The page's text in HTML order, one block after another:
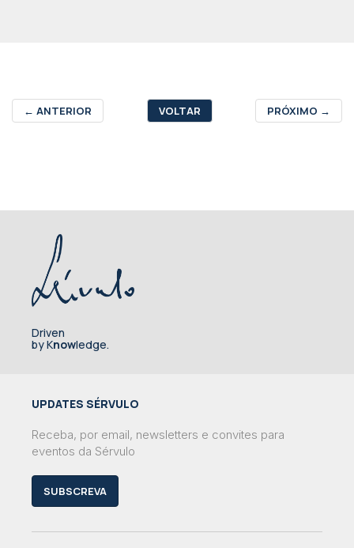
← ANTERIOR VOLTAR PRÓXIMO →
Driven
by Knowledge.
UPDATES SÉRVULO
Receba, por email, newsletters e convites para
eventos da Sérvulo
SUBSCREVA